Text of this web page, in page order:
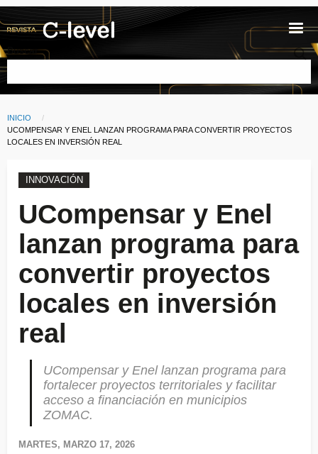
Pasar al contenido principal
Buscar
Ruta de navegación
INICIO
CURRENT:
UCOMPENSAR Y ENEL LANZAN PROGRAMA PARA CONVERTIR PROYECTOS
LOCALES EN INVERSIÓN REAL
INNOVACIÓN
UCompensar y Enel
lanzan programa para
convertir proyectos
locales en inversión
real
UCompensar y Enel lanzan programa para
fortalecer proyectos territoriales y facilitar
acceso a financiación en municipios
ZOMAC.
MARTES, MARZO 17, 2026